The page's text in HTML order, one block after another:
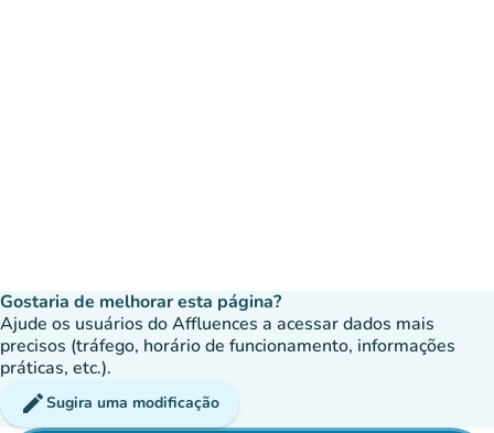
Gostaria de melhorar esta página?
Ajude os usuários do Affluences a acessar dados mais
precisos (tráfego, horário de funcionamento, informações
práticas, etc.).
editSugira uma modificação